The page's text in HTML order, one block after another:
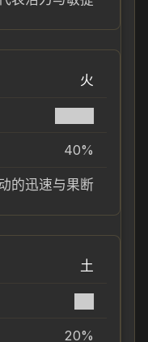
火
40%
的迅速与果断
土
20%